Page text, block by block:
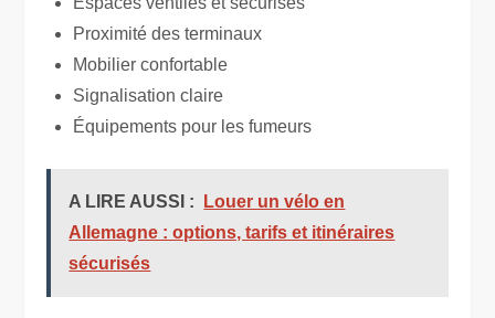
Proximité des terminaux
Mobilier confortable
Signalisation claire
Équipements pour les fumeurs
A LIRE AUSSI :
Louer un vélo en
Allemagne : options, tarifs et itinéraires
sécurisés